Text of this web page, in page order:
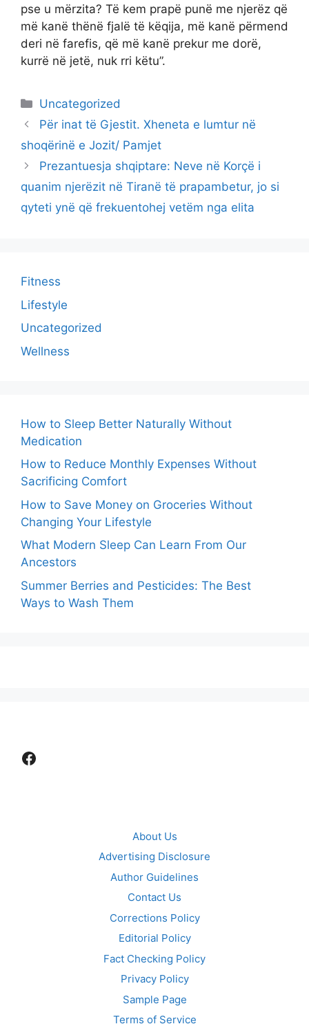
pse u mërzita? Të kem prapë punë me njerëz që
më kanë thënë fjalë të këqija, më kanë përmend
deri në farefis, që më kanë prekur me dorë,
kurrë në jetë, nuk rri këtu”.
Categories
Uncategorized
Për inat të Gjestit. Xheneta e lumtur në
shoqërinë e Jozit/ Pamjet
Prezantuesja shqiptare: Neve në Korçë i
quanim njerëzit në Tiranë të prapambetur, jo si
qyteti ynë që frekuentohej vetëm nga elita
Fitness
Lifestyle
Uncategorized
Wellness
How to Sleep Better Naturally Without
Medication
How to Reduce Monthly Expenses Without
Sacrificing Comfort
How to Save Money on Groceries Without
Changing Your Lifestyle
What Modern Sleep Can Learn From Our
Ancestors
Summer Berries and Pesticides: The Best
Ways to Wash Them
Facebook
About Us
Advertising Disclosure
Author Guidelines
Contact Us
Corrections Policy
Editorial Policy
Fact Checking Policy
Privacy Policy
Sample Page
Terms of Service